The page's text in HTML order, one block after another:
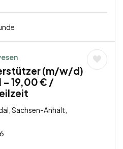
(m/w/d)
– 19,00 € /
Sachsen-Anhalt,